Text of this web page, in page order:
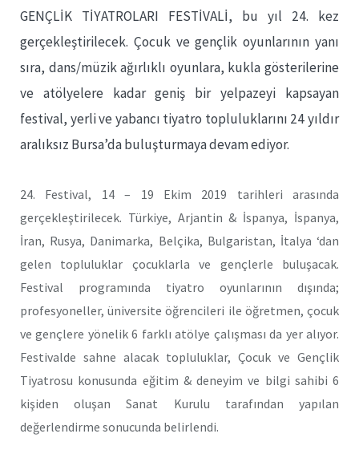
GENÇLİK TİYATROLARI FESTİVALİ, bu yıl 24. kez
gerçekleştirilecek. Çocuk ve gençlik oyunlarının yanı
sıra, dans/müzik ağırlıklı oyunlara, kukla gösterilerine
ve atölyelere kadar geniş bir yelpazeyi kapsayan
festival, yerli ve yabancı tiyatro topluluklarını 24 yıldır
aralıksız Bursa’da buluşturmaya devam ediyor.
24. Festival, 14 – 19 Ekim 2019 tarihleri arasında
gerçekleştirilecek. Türkiye, Arjantin & İspanya, İspanya,
İran, Rusya, Danimarka, Belçika, Bulgaristan, İtalya ‘dan
gelen topluluklar çocuklarla ve gençlerle buluşacak.
Festival programında tiyatro oyunlarının dışında;
profesyoneller, üniversite öğrencileri ile öğretmen, çocuk
ve gençlere yönelik 6 farklı atölye çalışması da yer alıyor.
Festivalde sahne alacak topluluklar, Çocuk ve Gençlik
Tiyatrosu konusunda eğitim & deneyim ve bilgi sahibi 6
kişiden oluşan Sanat Kurulu tarafından yapılan
değerlendirme sonucunda belirlendi.